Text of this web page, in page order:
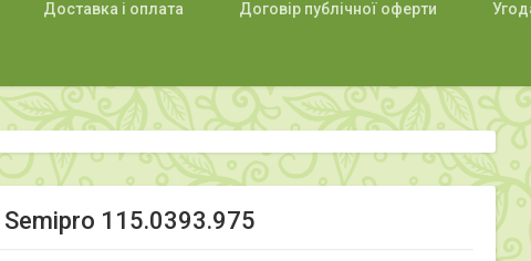
Доставка і оплата Договір публічної оферти
115.0393.975